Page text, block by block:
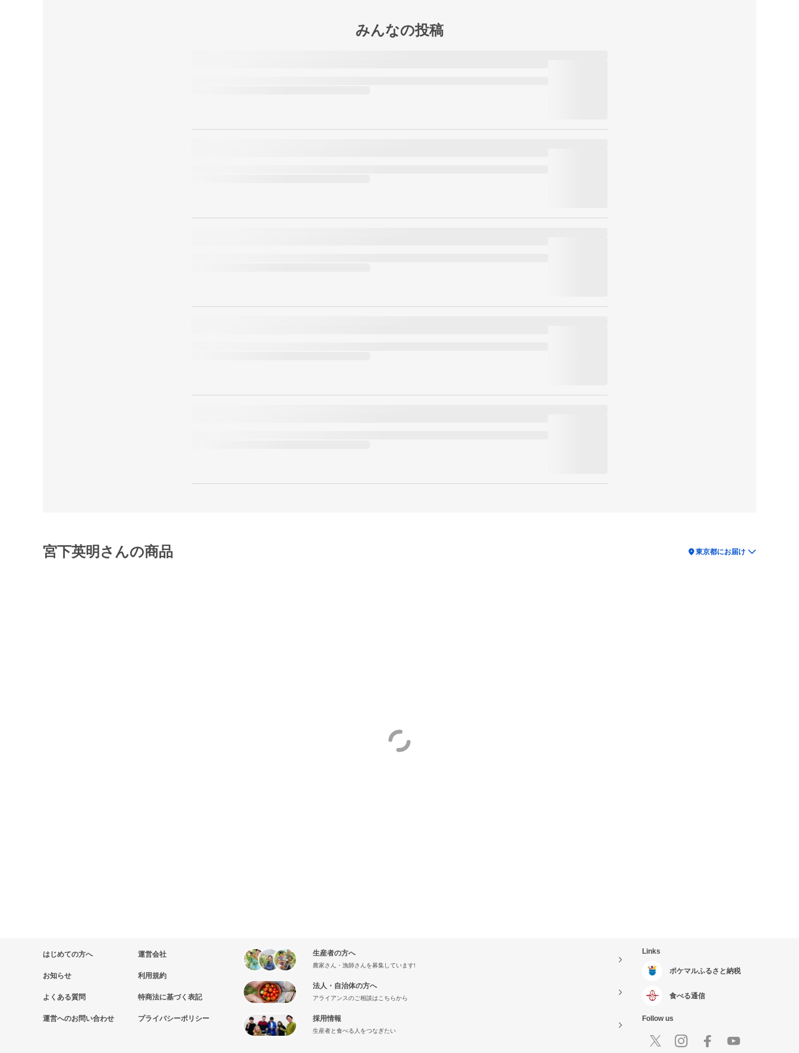
みんなの投稿
宮下英明さんの商品 location_on東京都にお届け
はじめての方へ
お知らせ
よくある質問
運営へのお問い合わせ
運営会社
利用規約
特商法に基づく表記
プライバシーポリシー
生産者の方へ
農家さん・漁師さんを募集しています!
法人・自治体の方へ
アライアンスのご相談はこちらから
採用情報
生産者と食べる人をつなぎたい
Links
ポケマルふるさと納税
食べる通信
Follow us